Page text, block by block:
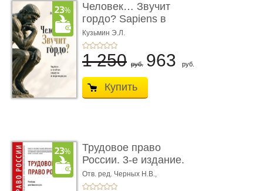
Человек… Звучит
гордо? Sapiens в
тенётах социума � ...
Кузьмин Э.Л.
1 250 руб. 963 руб.
Купить
Трудовое право
России. 3-е издание.
Учебник для ...
Отв. ред. Черных Н.В.,
Шестерякова И.В.